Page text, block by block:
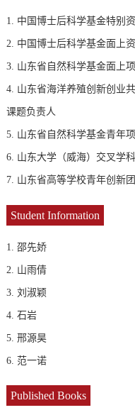
1. 中国博士后科学基金特别
2. 中国博士后科学基金面上
3. 山东省自然科学基金面上
4. 山东省海洋养殖创新创业
课题负责人
5. 山东省自然科学基金青年
6. 山东大学（威海）交叉学
7. 山东省高等学校青年创新
Student Information
1. 邵先娇
2. 山雨倩
3. 刘淑颖
4. 石岩
5. 邢源昊
6. 范一诺
Published Books